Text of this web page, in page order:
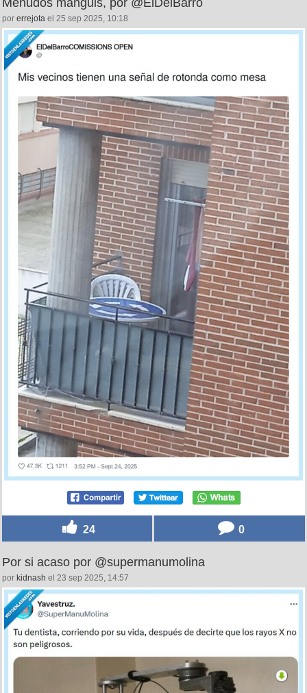
Menudos manguis, por @ElDelBarro
por errejota el 25 sep 2025, 10:18
24 0
Por si acaso por @supermanumolina
por kidnash el 23 sep 2025, 14:57